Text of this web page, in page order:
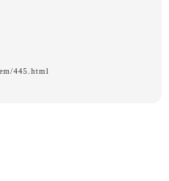
445.html